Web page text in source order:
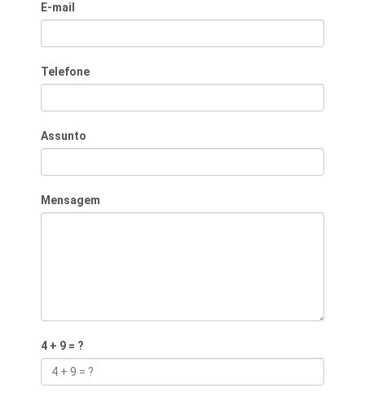
E-mail
Telefone
Assunto
Mensagem
4 + 9 = ?